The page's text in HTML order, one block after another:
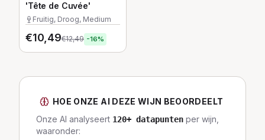
'Tête de Cuvée'
Fruitig, Droog, Medium
€10,49€12,49 -16%
HOE ONZE AI DEZE WIJN BEOORDEELT
Onze AI analyseert 120+ datapunten per wijn,
waaronder: